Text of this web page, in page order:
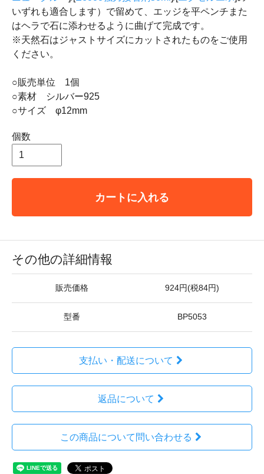
いずれも適合します）で留めて、エッジを平ペンチまた
はヘラで石に添わせるように曲げて完成です。
※天然石はジャストサイズにカットされたものをご使用
ください。
○販売単位 1個
○素材 シルバー925
○サイズ φ12mm
個数
カートに入れる
その他の詳細情報
販売価格 924円(税84円)
型番 BP5053
支払い・配送について
返品について
この商品について問い合わせる